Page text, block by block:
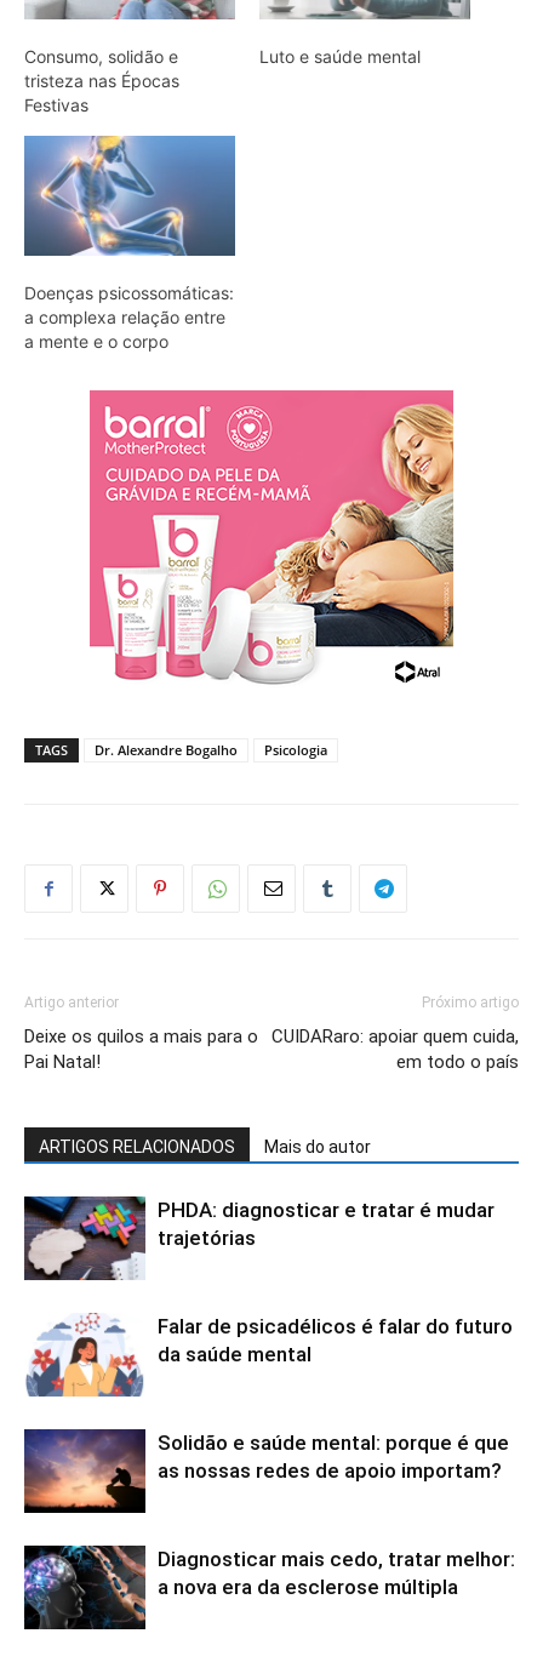
Consumo, solidão e
tristeza nas Épocas
Festivas
Luto e saúde mental
Doenças psicossomáticas:
a complexa relação entre
a mente e o corpo
TAGS Dr. Alexandre Bogalho Psicologia
Artigo anterior
Deixe os quilos a mais para o
Pai Natal!
Próximo artigo
CUIDARaro: apoiar quem cuida,
em todo o país
ARTIGOS RELACIONADOS Mais do autor
PHDA: diagnosticar e tratar é mudar
trajetórias
Falar de psicadélicos é falar do futuro
da saúde mental
Solidão e saúde mental: porque é que
as nossas redes de apoio importam?
Diagnosticar mais cedo, tratar melhor:
a nova era da esclerose múltipla